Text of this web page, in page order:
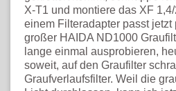
X-T1 und montiere das XF
einem Filteradapter passt jetzt
großer HAIDA ND1000
lange einmal ausprobieren,
soweit, auf den Graufilter
Graufverlaufsfilter. Weil die